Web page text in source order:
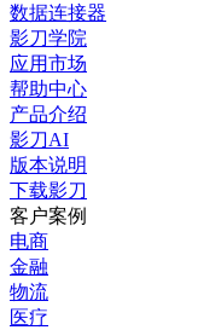
数据连接器
影刀学院
应用市场
帮助中心
产品介绍
影刀AI
版本说明
下载影刀
客户案例
电商
金融
物流
医疗